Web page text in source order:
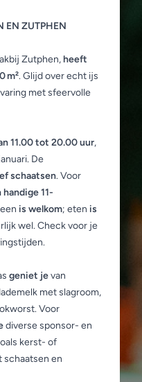
EN ZUTPHEN
Zutphen,heeft
m². Glijd over echt ijs
met sfeervolle
11.00 tot 20.00 uur,
De
schaatsen. Voor
handige 11-
is welkom; eten is
wel. Check voor je
geniet jevan
met slagroom,
Voor
diverse sponsor- en
kerst- of
schaatsen en